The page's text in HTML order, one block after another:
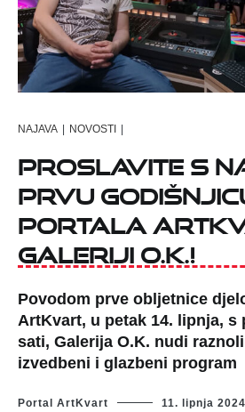
NAJAVA | NOVOSTI |
Proslavite s
prvu
portala
Galeriji O.K.!
Povodom prve obljetnice
ArtKvart, u petak 14. lipnja, s
sati, Galerija O.K. nudi
izvedbeni i glazbeni program
Portal ArtKvart 11. lipnja